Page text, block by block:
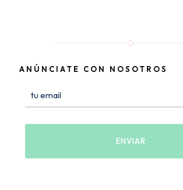
ANÚNCIATE CON NOSOTROS